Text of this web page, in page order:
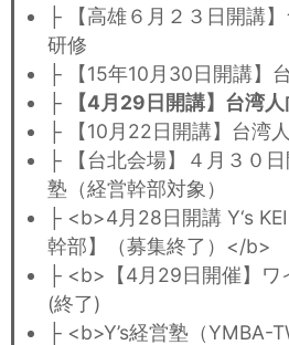
├ 【高雄６月２３日開講
研修
├ 【15年10月30日開講】
├
【4月29日開講】台湾
├ 【10月22日開講】台湾
├ 【台北会場】４月３０
塾（経営幹部対象）
├ <b>4月28日開講 Y‘s
幹部】（募集終了）</b>
├ <b>【4月29日開催】ワ
(終了)
├ <b>Y’s経営塾（YMBA-